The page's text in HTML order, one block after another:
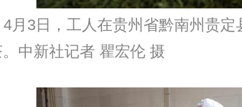
4月3日，工人在贵州省黔南州贵
中新社记者 瞿宏伦 摄